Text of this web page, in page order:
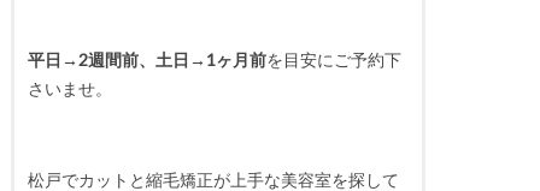
平日→2週間前、土日→1ヶ月前を目安にご予約下
さいませ。
松戸でカットと縮毛矯正が上手な美容室を探して